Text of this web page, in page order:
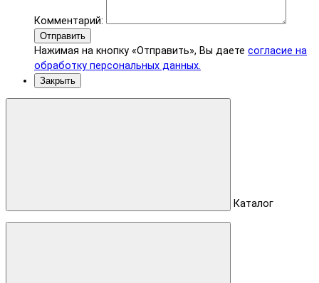
Комментарий:
Отправить
Нажимая на кнопку «Отправить», Вы даете согласие на
обработку персональных данных.
Закрыть
Каталог